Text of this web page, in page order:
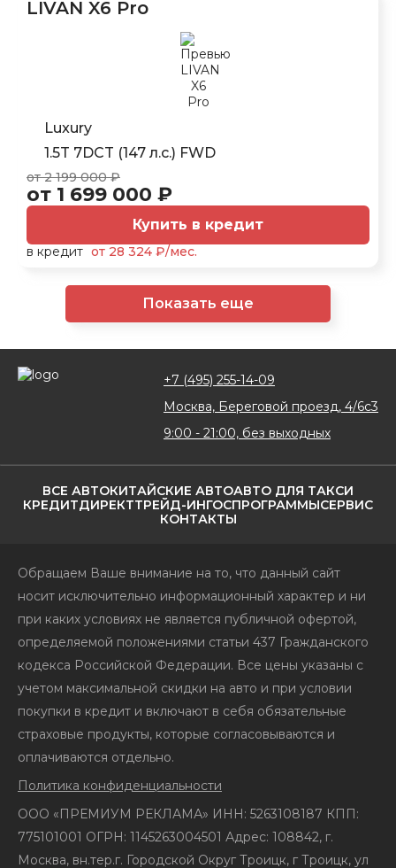
LIVAN X6 Pro
Luxury
1.5T 7DCT (147 л.с.) FWD
от 2 199 000 ₽
от 1 699 000 ₽
Купить в кредит
в кредит от 28 324 ₽/мес.
Показать еще
ВСЕ АВТОКИТАЙСКИЕ АВТОАВТО ДЛЯ ТАКСИ
КРЕДИТДИРЕКТТРЕЙД-ИНГОСПРОГРАММЫСЕРВИС
КОНТАКТЫ
+7 (495) 255-14-09
Москва, Береговой проезд, 4/6с3
9:00 - 21:00, без выходных
Обращаем Ваше внимание на то, что данный сайт
носит исключительно информационный характер и ни
при каких условиях не является публичной офертой,
определяемой положениями статьи 437 Гражданского
кодекса Российской Федерации. Все цены указаны с
учетом максимальной скидки на авто и при условии
покупки в кредит и включают в себя обязательные
страховые продукты, которые согласовываются и
оплачиваются отдельно.
Политика конфиденциальности
ООО «ПРЕМИУМ РЕКЛАМА» ИНН: 5263108187 КПП:
775101001 ОГРН: 1145263004501 Адрес: 108842, г.
Москва, вн.тер.г. Городской Округ Троицк, г Троицк, ул